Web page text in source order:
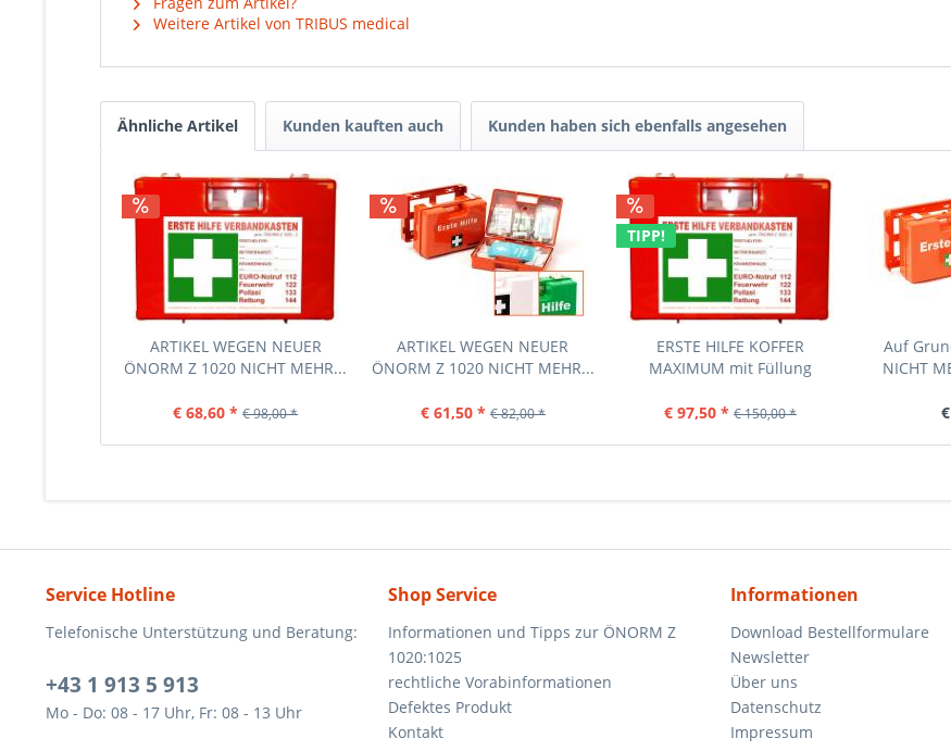
Weitere Artikel von TRIBUS medical
Ähnliche Artikel Kunden kauften auch Kunden haben sich ebenfalls angesehen
ARTIKEL WEGEN NEUER
ÖNORM Z 1020 NICHT MEHR...
€ 68,60 * € 98,00 *
ARTIKEL WEGEN NEUER
ÖNORM Z 1020 NICHT MEHR...
€ 61,50 * € 82,00 *
TIPP!
ERSTE HILFE KOFFER
MAXIMUM mit Füllung
€ 97,50 * € 150,00 *
Auf
NICHT
Service Hotline
Telefonische Unterstützung und Beratung:
+43 1 913 5 913
Mo - Do: 08 - 17 Uhr, Fr: 08 - 13 Uhr
Shop Service
Informationen und Tipps zur ÖNORM Z
1020:1025
rechtliche Vorabinformationen
Defektes Produkt
Kontakt
Informationen
Download Bestellformulare
Newsletter
Über uns
Datenschutz
Impressum